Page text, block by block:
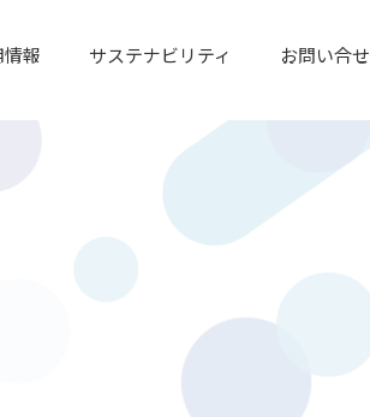
報 サステナビリティ お問い合せ